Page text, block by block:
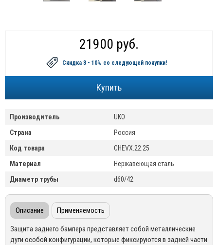
21900 руб.
Скидка 3 - 10% со следующей покупки!
Производитель
UKO
Страна
Россия
Код товара
CHEVX.22.25
Материал
Нержавеющая сталь
Диаметр трубы
d60/42
Описание Применяемость
Защита заднего бампера представляет собой металлические
дуги особой конфигурации, которые фиксируются в задней части